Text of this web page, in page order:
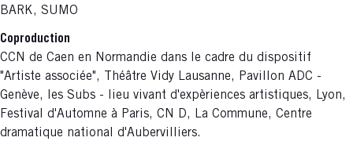
BARK, SUMO
Coproduction
CCN de Caen en Normandie dans le cadre du dispositif
"Artiste associée", Théâtre Vidy Lausanne, Pavillon ADC -
Genève, les Subs - lieu vivant d'expèriences artistiques, Lyon,
Festival d'Automne à Paris, CN D, La Commune, Centre
dramatique national d'Aubervilliers.